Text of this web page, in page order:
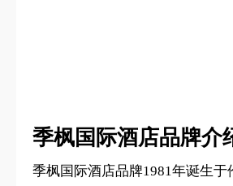
季枫国际酒店品牌介
季枫国际酒店品牌1981年诞生